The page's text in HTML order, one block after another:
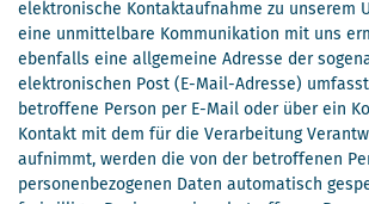
elektronische Kontaktaufnahme zu unserem
eine unmittelbare Kommunikation mit uns
ebenfalls eine allgemeine Adresse der
elektronischen Post (E-Mail-Adresse)
betroffene Person per E-Mail oder über ein
Kontakt mit dem für die Verarbeitung
aufnimmt, werden die von der betroffenen
personenbezogenen Daten automatisch